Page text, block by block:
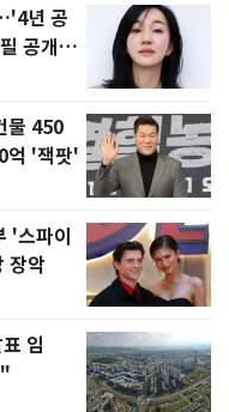
년 공
공개
물 450
억 '잭팟'
'스파이
장악
임